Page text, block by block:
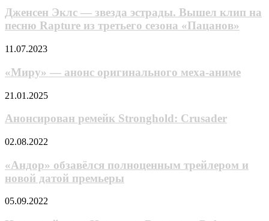
Kyoto
Animation
получил
BioWare
—
звезда
эстрады.
клип
песню
из
сезона
Дженсен Эклс — звезда эстрады. Вышел клип на
песню Rapture из третьего сезона «Пацанов»
«Миру»
анонс
оригинального
меха-
аниме
11.07.2023
«Миру» — анонс оригинального меха-аниме
Анонсирован
Stronghold:
21.01.2025
Анонсирован ремейк Stronghold: Crusader
«Андор»
полноценным
трейлером
и
датой
02.08.2022
«Андор» обзавёлся полноценным трейлером и
новой датой премьеры
Неоновый
05.09.2022